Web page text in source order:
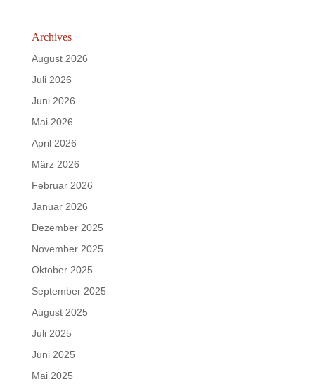
Archives
August 2026
Juli 2026
Juni 2026
Mai 2026
April 2026
März 2026
Februar 2026
Januar 2026
Dezember 2025
November 2025
Oktober 2025
September 2025
August 2025
Juli 2025
Juni 2025
Mai 2025